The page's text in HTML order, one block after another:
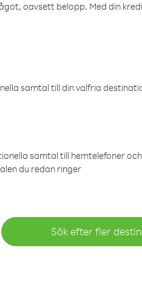
oavsett belopp. Med din
samtal till din valfria
samtal till hemtelefoner
du redan ringer
Sök efter fler